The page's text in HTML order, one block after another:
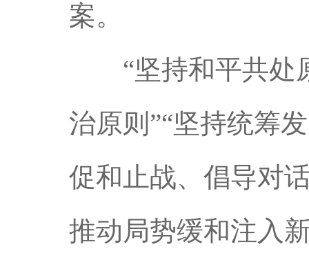
案。
“坚持和平共处原
治原则”“坚持统筹
促和止战、倡导对
推动局势缓和注入